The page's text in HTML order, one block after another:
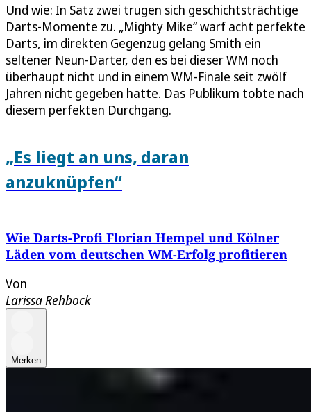
Und wie: In Satz zwei trugen sich geschichtsträchtige
Darts-Momente zu. „Mighty Mike“ warf acht perfekte
Darts, im direkten Gegenzug gelang Smith ein
seltener Neun-Darter, den es bei dieser WM noch
überhaupt nicht und in einem WM-Finale seit zwölf
Jahren nicht gegeben hatte. Das Publikum tobte nach
diesem perfekten Durchgang.
„Es liegt an uns, daran
anzuknüpfen“
Wie Darts-Profi Florian Hempel und Kölner
Läden vom deutschen WM-Erfolg profitieren
Von
Larissa Rehbock
Merken